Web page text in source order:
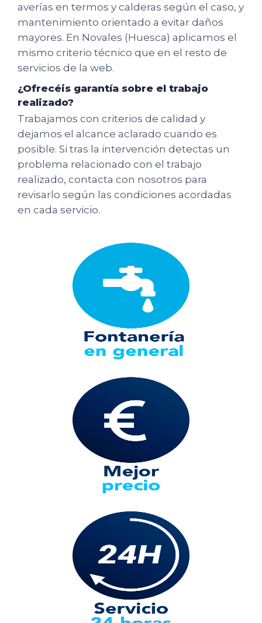
averías en termos y calderas según el caso, y
mantenimiento orientado a evitar daños
mayores. En Novales (Huesca) aplicamos el
mismo criterio técnico que en el resto de
servicios de la web.
¿Ofrecéis garantía sobre el trabajo
realizado?
Trabajamos con criterios de calidad y
dejamos el alcance aclarado cuando es
posible. Si tras la intervención detectas un
problema relacionado con el trabajo
realizado, contacta con nosotros para
revisarlo según las condiciones acordadas
en cada servicio.